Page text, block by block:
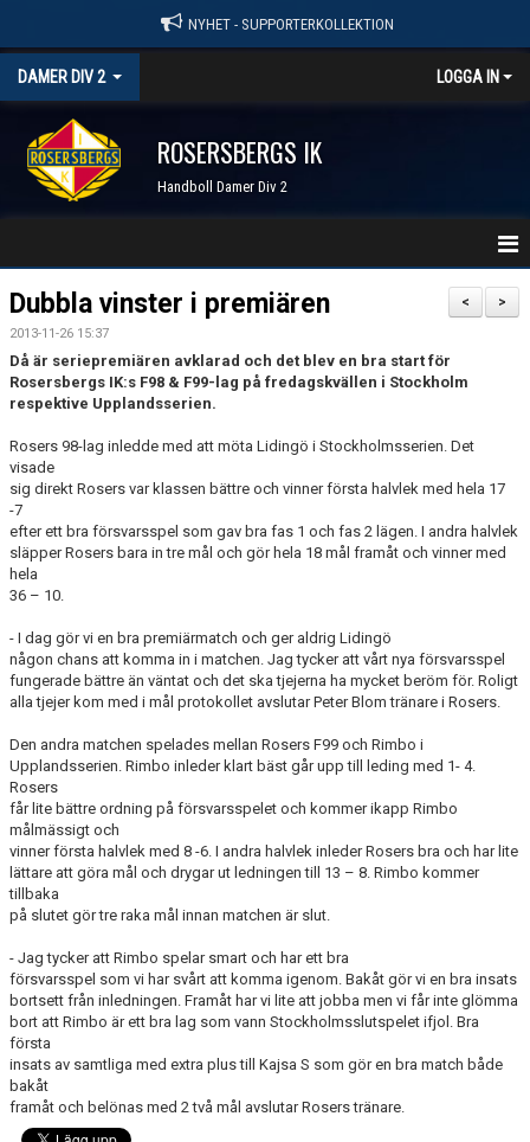
NYHET - SUPPORTERKOLLEKTION
DAMER DIV 2 LOGGA IN
ROSERSBERGS IK
Handboll Damer Div 2
STARTSIDA
NYHETER
KALENDER
TRUPPEN
SERIER & RESULTAT
KONTAKT
DOKUMENT
BILDGALLERI
MATCHER
>
<
Dubbla vinster i premiären
2013-11-26 15:37
Då är seriepremiären avklarad och det blev en bra start för
Rosersbergs IK:s F98 & F99-lag på fredagskvällen i Stockholm
respektive Upplandsserien.
Rosers 98-lag inledde med att möta Lidingö i Stockholmsserien. Det
visade
sig direkt Rosers var klassen bättre och vinner första halvlek med hela 17
-7
efter ett bra försvarsspel som gav bra fas 1 och fas 2 lägen. I andra halvlek
släpper Rosers bara in tre mål och gör hela 18 mål framåt och vinner med
hela
36 – 10.
- I dag gör vi en bra premiärmatch och ger aldrig Lidingö
någon chans att komma in i matchen. Jag tycker att vårt nya försvarsspel
fungerade bättre än väntat och det ska tjejerna ha mycket beröm för. Roligt
alla tjejer kom med i mål protokollet avslutar Peter Blom tränare i Rosers.
Den andra matchen spelades mellan Rosers F99 och Rimbo i
Upplandsserien. Rimbo inleder klart bäst går upp till leding med 1- 4.
Rosers
får lite bättre ordning på försvarsspelet och kommer ikapp Rimbo
målmässigt och
vinner första halvlek med 8 -6. I andra halvlek inleder Rosers bra och har lite
lättare att göra mål och drygar ut ledningen till 13 – 8. Rimbo kommer
tillbaka
på slutet gör tre raka mål innan matchen är slut.
- Jag tycker att Rimbo spelar smart och har ett bra
försvarsspel som vi har svårt att komma igenom. Bakåt gör vi en bra insats
bortsett från inledningen. Framåt har vi lite att jobba men vi får inte glömma
bort att Rimbo är ett bra lag som vann Stockholmsslutspelet ifjol. Bra
första
insats av samtliga med extra plus till Kajsa S som gör en bra match både
bakåt
framåt och belönas med 2 två mål avslutar Rosers tränare.